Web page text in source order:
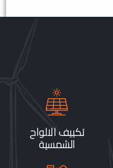
تكييف الالواح
الشمسية